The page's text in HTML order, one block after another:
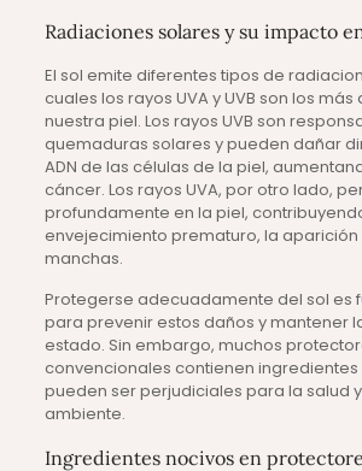
Radiaciones solares y su impacto
El sol emite diferentes tipos de
cuales los rayos UVA y UVB son los
nuestra piel. Los rayos UVB son
quemaduras solares y pueden dañar
ADN de las células de la piel,
cáncer. Los rayos UVA, por otro lado,
profundamente en la piel,
envejecimiento prematuro, la
manchas.
Protegerse adecuadamente del sol es
para prevenir estos daños y mantener
estado. Sin embargo, muchos
convencionales contienen
pueden ser perjudiciales para la salud
ambiente.
Ingredientes nocivos en